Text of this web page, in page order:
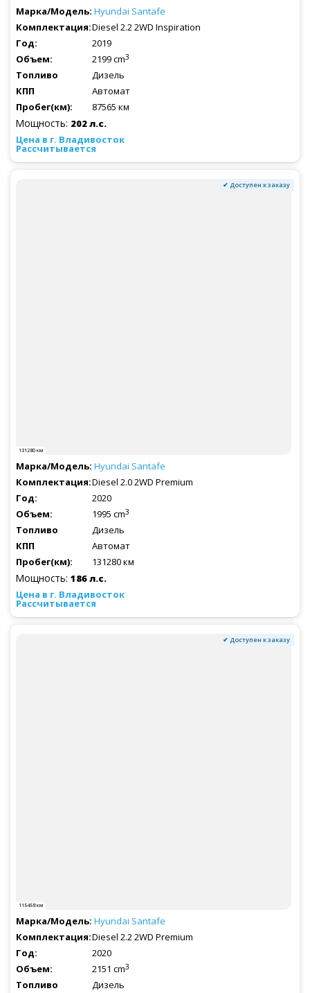
Hyundai Santafe
Diesel 2.2 2WD Inspiration
2019
2199 cm3
Дизель
Автомат
87565 км
Мощность: 202 л.с.
Рассчитывается
✔ Доступен к заказу
131280 км
Hyundai Santafe
Diesel 2.0 2WD Premium
2020
1995 cm3
Дизель
Автомат
131280 км
Мощность: 186 л.с.
Рассчитывается
✔ Доступен к заказу
115458 км
Hyundai Santafe
Diesel 2.2 2WD Premium
2020
2151 cm3
Дизель